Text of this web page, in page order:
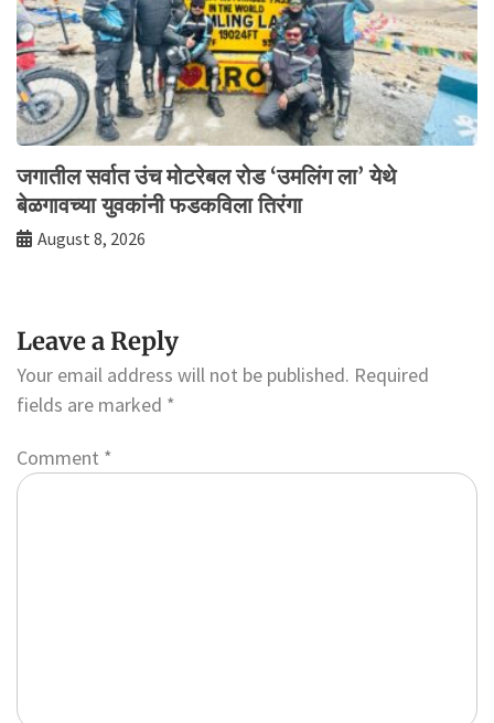
जगातील सर्वात उंच मोटरेबल रोड ‘उमलिंग ला’ येथे
बेळगावच्या युवकांनी फडकविला तिरंगा
August 8, 2026
Leave a Reply
Your email address will not be published. Required
fields are marked *
Comment *